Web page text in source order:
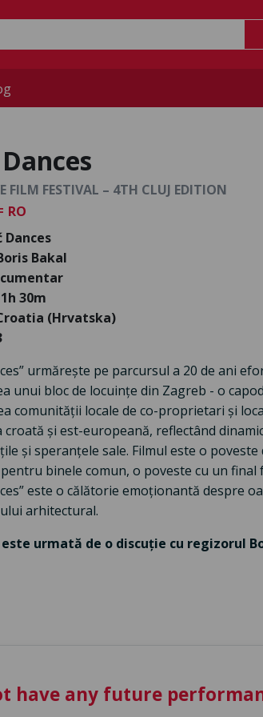
FILM FESTIVAL – 4TH CLUJ EDITION
RO
Dances
Bakal
1h 30m
(Hrvatska)
urmărește pe parcursul a 20 de ani
unui bloc de locuințe din Zagreb - o
comunității locale de co-proprietari și
croată și est-europeană, reflectând
și speranțele sale. Filmul este o
binele comun, o poveste cu un
este o călătorie emoționantă despre
arhitectural.
urmată de o discuție cu regizorul
have any future